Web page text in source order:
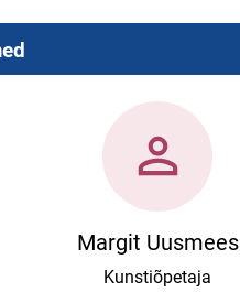
Margit Uusmees
Kunstiõpetaja